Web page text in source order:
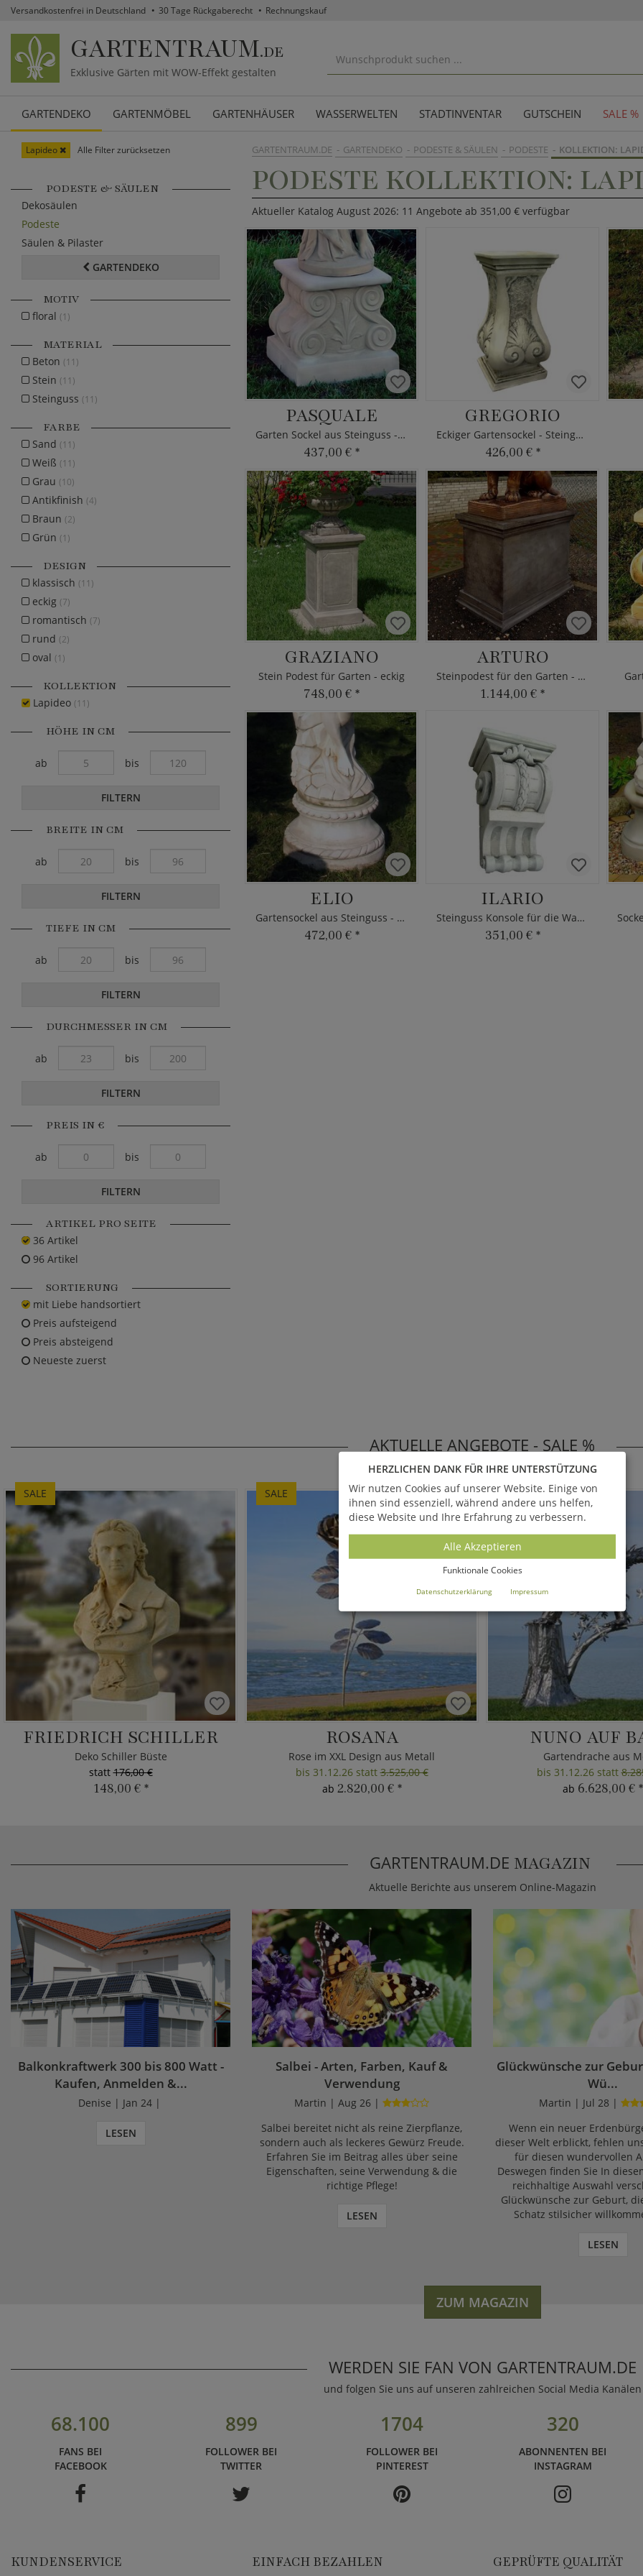
Versandkostenfrei in Deutschland 30 Tage Rückgaberecht Rechnungskauf
GARTENTRAUM.DE
Exklusive Gärten mit WOW-Effekt gestalten
GARTENDEKO GARTENMÖBEL GARTENHÄUSER WASSERWELTEN STADTINVENTAR GUTSCHEIN SALE %
GARTENTRAUM.DE GARTENDEKO PODESTE & SÄULEN PODESTE KOLLEKTION:
PODESTE KOLLEKTION:
Aktueller Katalog August 2026: 11 Angebote ab 351,00 € verfügbar
PASQUALE
Garten Sockel aus Steinguss - eckig
437,00 € *
GREGORIO
Eckiger Gartensockel - Steinguss
426,00 € *
GRAZIANO
Stein Podest für Garten - eckig
748,00 € *
ARTURO
Steinpodest für den Garten - eckig
1.144,00 € *
ELIO
Gartensockel aus Steinguss - rund
472,00 € *
ILARIO
Steinguss Konsole für die Wand
351,00 € *
Lapideo Alle Filter zurücksetzen
PODESTE & SÄULEN
Dekosäulen
Podeste
Säulen & Pilaster
GARTENDEKO
MOTIV
floral (1)
MATERIAL
Beton (11)
Stein (11)
Steinguss (11)
FARBE
Sand (11)
Weiß (11)
Grau (10)
Antikfinish (4)
Braun (2)
Grün (1)
DESIGN
klassisch (11)
eckig (7)
romantisch (7)
rund (2)
oval (1)
KOLLEKTION
Lapideo (11)
HÖHE IN CM
ab bis
FILTERN
BREITE IN CM
ab bis
FILTERN
TIEFE IN CM
ab bis
FILTERN
DURCHMESSER IN CM
ab bis
FILTERN
PREIS IN €
ab bis
FILTERN
ARTIKEL PRO SEITE
36 Artikel
96 Artikel
SORTIERUNG
mit Liebe handsortiert
Preis aufsteigend
Preis absteigend
Neueste zuerst
AKTUELLE ANGEBOTE - SALE %
Alle anzeigen
SALE
FRIEDRICH SCHILLER
Deko Schiller Büste
statt176,00 €
148,00 € *
SALE
ROSANA
Rose im XXL Design aus Metall
bis 31.12.26 statt3.525,00 €
ab 2.820,00 € *
SALE
NUNO AUF
Gartendrache aus
bis 31.12.26 statt
ab 6.628,00 € *
GARTENTRAUM.DE MAGAZIN
Aktuelle Berichte aus unserem Online-Magazin
Balkonkraftwerk 300 bis 800 Watt -
Kaufen, Anmelden &...
Denise | Jan 24 |
LESEN
Salbei - Arten, Farben, Kauf &
Verwendung
Martin | Aug 26 |
Salbei bereitet nicht als reine Zierpflanze,
sondern auch als leckeres Gewürz Freude.
Erfahren Sie im Beitrag alles über seine
Eigenschaften, seine Verwendung & die
richtige Pflege!
LESEN
Glückwünsche zur
Wü...
Martin | Jul 28 |
Wenn ein neuer
dieser Welt erblickt, fehlen
für diesen wundervollen
Deswegen finden Sie In
reichhaltige Auswahl
Glückwünsche zur Geburt,
Schatz stilsicher
LESEN
ZUM MAGAZIN
WERDEN SIE FAN VON GARTENTRAUM.DE
und folgen Sie uns auf unseren zahlreichen Social Media Kanälen
68.100
FANS BEI
FACEBOOK
899
FOLLOWER BEI
TWITTER
1704
FOLLOWER BEI
PINTEREST
320
ABONNENTEN BEI
INSTAGRAM
KUNDENSERVICE EINFACH BEZAHLEN GEPRÜFTE QUALITÄT
HERZLICHEN DANK FÜR IHRE UNTERSTÜTZUNG
Wir nutzen Cookies auf unserer Website. Einige von
ihnen sind essenziell, während andere uns helfen,
diese Website und Ihre Erfahrung zu verbessern.
Alle Akzeptieren
Funktionale Cookies
Datenschutzerklärung Impressum